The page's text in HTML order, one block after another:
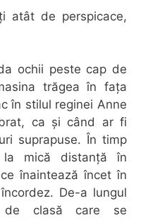
atât de perspicace,
ochii peste cap de
trăgea în fața
în stilul reginei Anne
ca și când ar fi
suprapuse. În timp
mică distanță în
înaintează încet în
De-a lungul
clasă care se